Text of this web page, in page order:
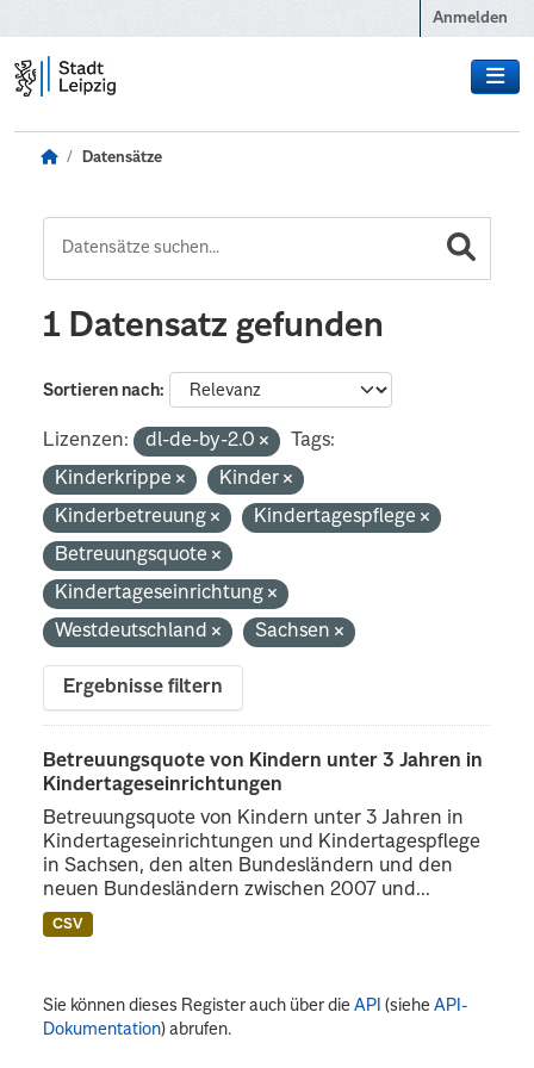
Anmelden
Datensätze
1 Datensatz gefunden
Sortieren nach
Lizenzen: dl-de-by-2.0
Tags:
Kinderkrippe
Kinder
Kinderbetreuung
Kindertagespflege
Betreuungsquote
Kindertageseinrichtung
Westdeutschland
Sachsen
Ergebnisse filtern
Betreuungsquote von Kindern unter 3 Jahren in
Kindertageseinrichtungen
Betreuungsquote von Kindern unter 3 Jahren in
Kindertageseinrichtungen und Kindertagespflege
in Sachsen, den alten Bundesländern und den
neuen Bundesländern zwischen 2007 und...
CSV
Sie können dieses Register auch über dieAPI (sieheAPI-
Dokumentation) abrufen.